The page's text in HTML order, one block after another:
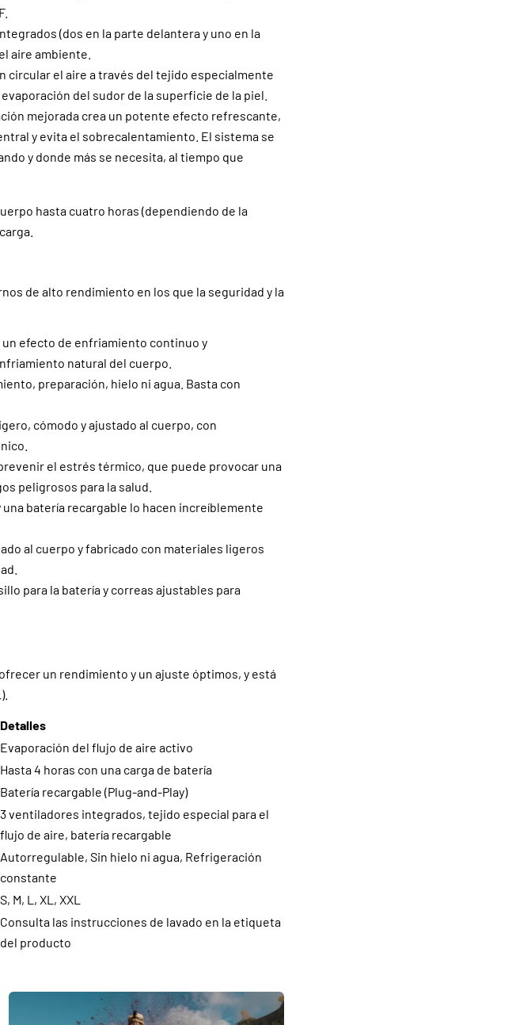
(dos en la parte delantera y uno en la
aire ambiente.
circular el aire a través del tejido especialmente
del sudor de la superficie de la piel.
mejorada crea un potente efecto refrescante,
y evita el sobrecalentamiento. El sistema se
y donde más se necesita, al tiempo que
hasta cuatro horas (dependiendo de la
de alto rendimiento en los que la seguridad y la
efecto de enfriamiento continuo y
natural del cuerpo.
preparación, hielo ni agua. Basta con
cómodo y ajustado al cuerpo, con
el estrés térmico, que puede provocar una
peligrosos para la salud.
batería recargable lo hacen increíblemente
al cuerpo y fabricado con materiales ligeros
para la batería y correas ajustables para
un rendimiento y un ajuste óptimos, y está
Detalles
Evaporación del flujo de aire activo
Hasta 4 horas con una carga de batería
Batería recargable (Plug-and-Play)
3 ventiladores integrados, tejido especial para el
flujo de aire, batería recargable
Autorregulable, Sin hielo ni agua, Refrigeración
constante
S, M, L, XL, XXL
Consulta las instrucciones de lavado en la etiqueta
del producto